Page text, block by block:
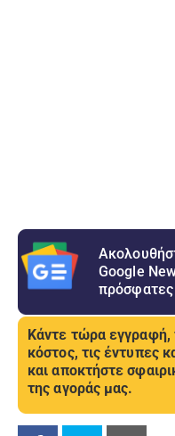
Google
πρόσφατες
Κάντε τώρα εγγραφή,
κόστος, τις έντυπες
και αποκτήστε
της αγοράς μας.